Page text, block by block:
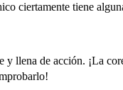
ciertamente tiene
llena de acción. ¡La